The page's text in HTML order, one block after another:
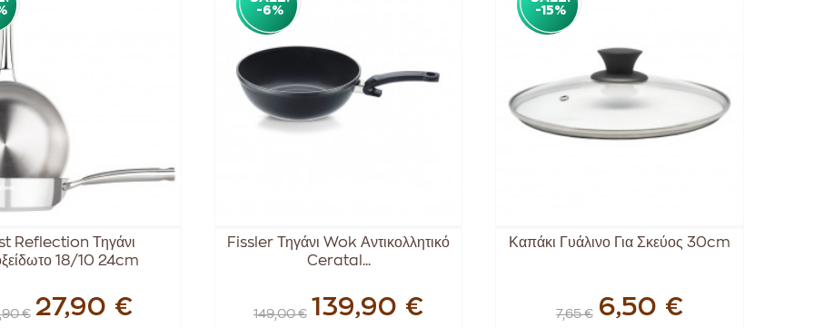
Reflection Τηγάνι
18/10 24cm
€ 27,90 €
-6%
Fissler Τηγάνι Wok Αντικολλητικό
Ceratal...
149,00 € 139,90 €
-15%
Καπάκι Γυάλινο Για Σκεύος 30cm
7,65 € 6,50 €